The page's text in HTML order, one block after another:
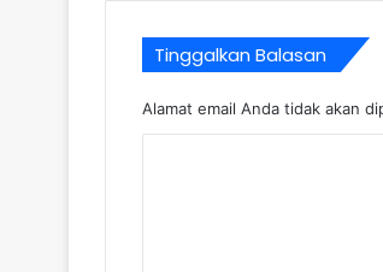
Tinggalkan Balasan
Alamat email Anda tidak akan